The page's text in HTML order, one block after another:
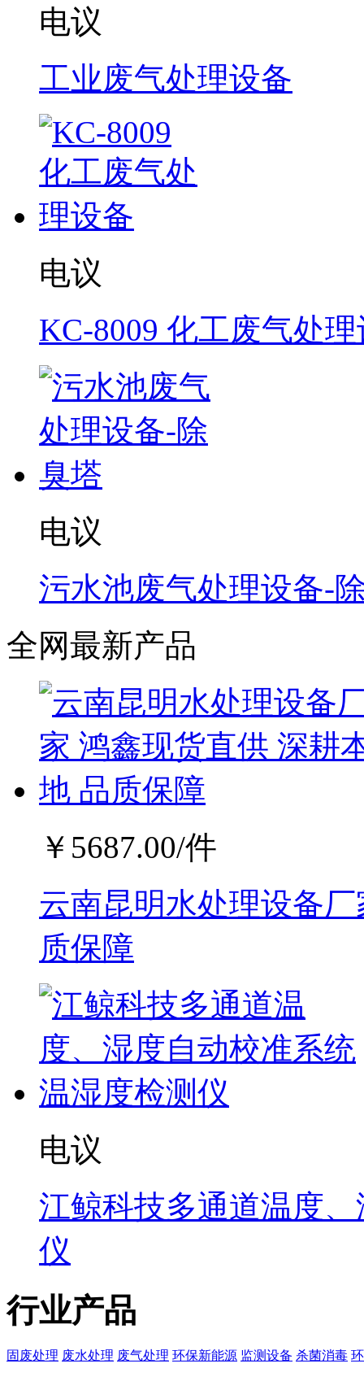
电议
工业废气处理设备
电议
KC-8009 化工废气处
电议
污水池废气处理设备-
全网最新产品
￥ 5687.00/件
云南昆明水处理设备
质保障
电议
江鲸科技多通道温度
仪
行业产品
固废处理 废水处理 废气处理 环保新能源 监测设备 杀菌消毒